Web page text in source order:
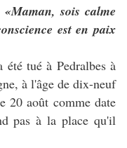
«Maman, sois calme
est en paix
tué à Pedralbes à
à l'âge de dix-neuf
20 août comme date
pas à la place qu'il